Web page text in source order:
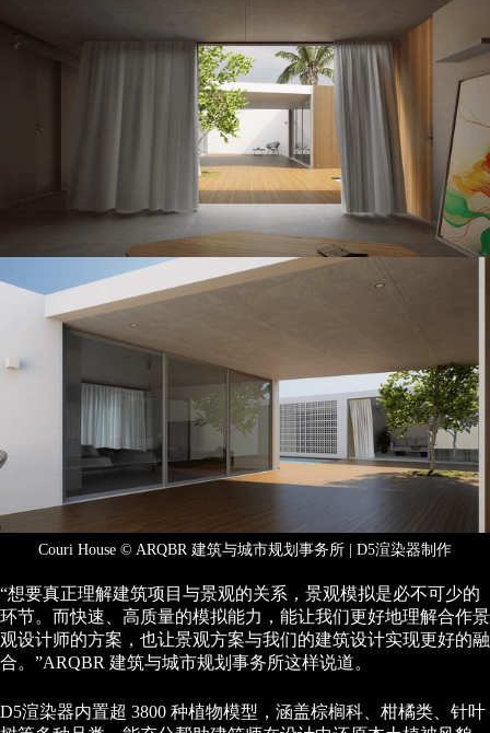
Couri House © ARQBR 建筑与城市规划事务所 | D5渲染器制作
“想要真正理解建筑项目与景观的关系，景观模拟是必不可少的
环节。而快速、高质量的模拟能力，能让我们更好地理解合作景
观设计师的方案，也让景观方案与我们的建筑设计实现更好的融
合。”ARQBR 建筑与城市规划事务所这样说道。
D5渲染器内置超 3800 种植物模型，涵盖棕榈科、柑橘类、针叶